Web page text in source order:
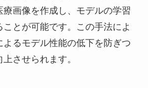
療画像を作成し、モデルの学習
とが可能です。この手法によ
よるモデル性能の低下を防ぎつ
させられます。